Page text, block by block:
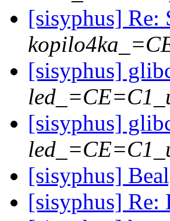
[sisyphus] Re:
[sisyphus]
[sisyphus]
[sisyphus]
[sisyphus] Re: